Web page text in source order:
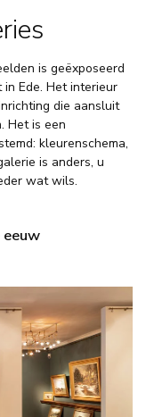
is geëxposeerd
Ede. Het interieur
die aansluit
Het is een
kleurenschema,
is anders, u
wat wils.
eeuw